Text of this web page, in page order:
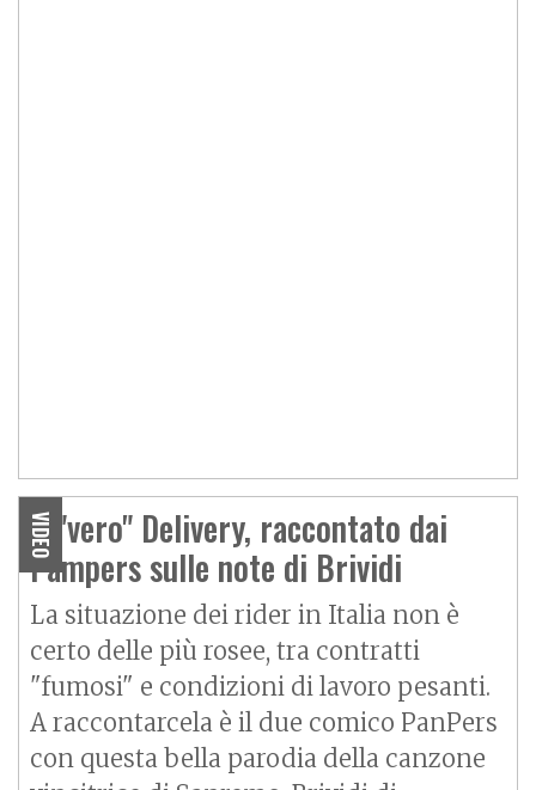
VIDEO
Il "vero" Delivery, raccontato dai
Pampers sulle note di Brividi
La situazione dei rider in Italia non è
certo delle più rosee, tra contratti
"fumosi" e condizioni di lavoro pesanti.
A raccontarcela è il due comico PanPers
con questa bella parodia della canzone